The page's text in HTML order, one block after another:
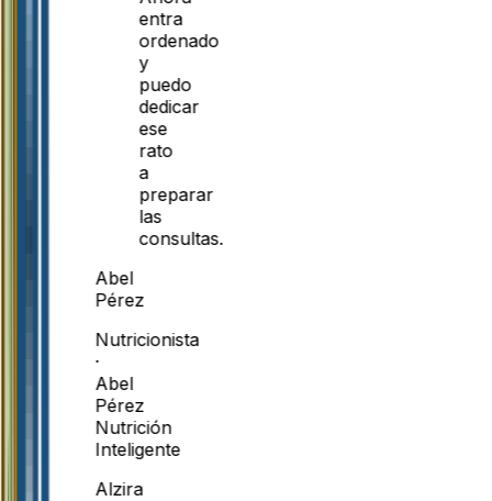
entra
ordenado
y
puedo
dedicar
ese
rato
a
preparar
las
consultas.
Abel
Pérez
Nutricionista
·
Abel
Pérez
Nutrición
Inteligente
Alzira